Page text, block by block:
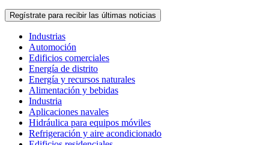
Regístrate para recibir las últimas noticias
Industrias
Automoción
Edificios comerciales
Energía de distrito
Energía y recursos naturales
Alimentación y bebidas
Industria
Aplicaciones navales
Hidráulica para equipos móviles
Refrigeración y aire acondicionado